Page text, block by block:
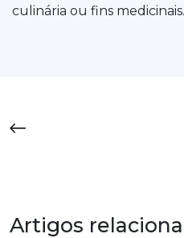
culinária ou fins medicinais.
Artigos